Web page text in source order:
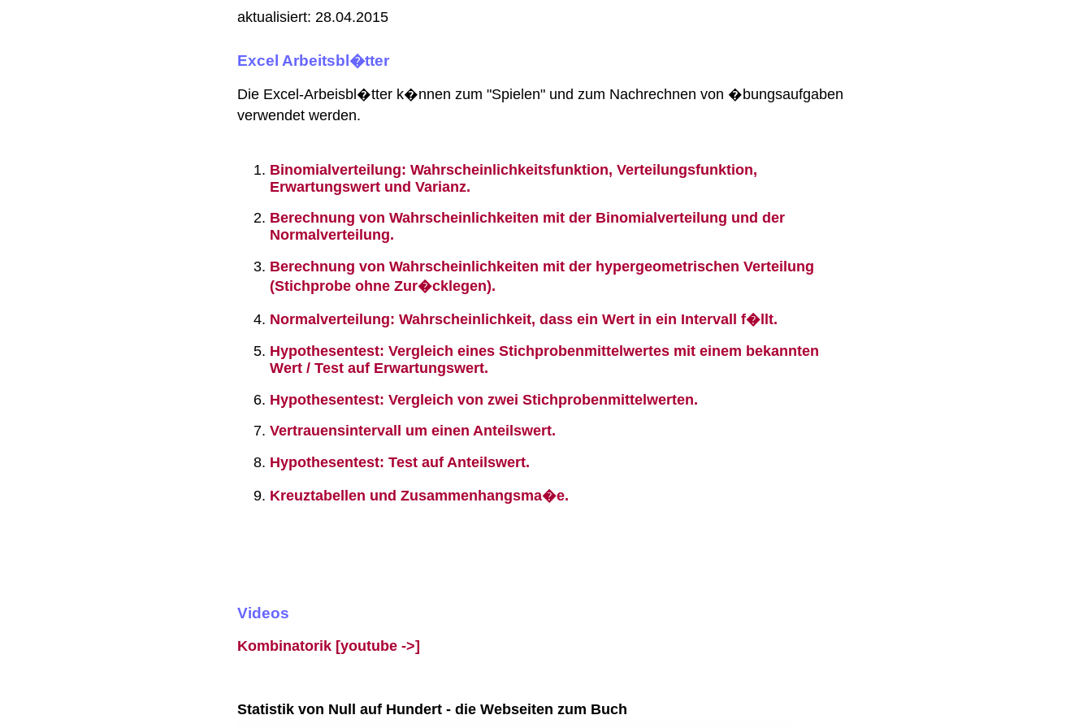
aktualisiert: 28.04.2015
Excel Arbeitsbl�tter
Die Excel-Arbeisbl�tter k�nnen zum "Spielen" und zum Nachrechnen von �bungsaufgaben
verwendet werden.
Binomialverteilung: Wahrscheinlichkeitsfunktion, Verteilungsfunktion,
Erwartungswert und Varianz.
Berechnung von Wahrscheinlichkeiten mit der Binomialverteilung und der
Normalverteilung.
Berechnung von Wahrscheinlichkeiten mit der hypergeometrischen Verteilung
(Stichprobe ohne Zur�cklegen).
Normalverteilung: Wahrscheinlichkeit, dass ein Wert in ein Intervall f�llt.
Hypothesentest: Vergleich eines Stichprobenmittelwertes mit einem bekannten
Wert / Test auf Erwartungswert.
Hypothesentest: Vergleich von zwei Stichprobenmittelwerten.
Vertrauensintervall um einen Anteilswert.
Hypothesentest: Test auf Anteilswert.
Kreuztabellen und Zusammenhangsma�e.
Videos
Kombinatorik [youtube ->]
Statistik von Null auf Hundert - die Webseiten zum Buch